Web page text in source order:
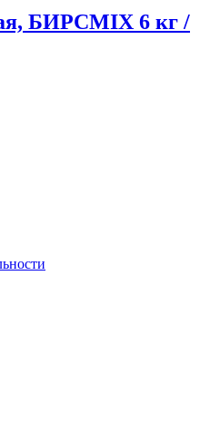
БИРСMIX 6 кг /